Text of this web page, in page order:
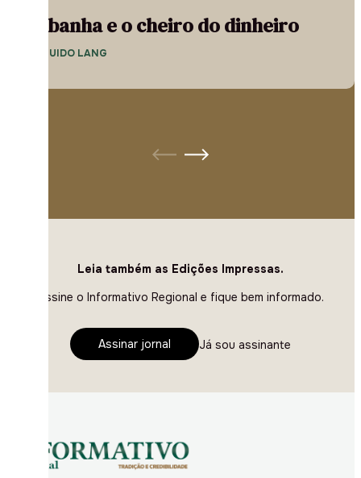
A banha e o cheiro do dinheiro
— GUIDO LANG
Leia também as Edições Impressas.
Assine o Informativo Regional e fique bem informado.
Assinar jornal Já sou assinante